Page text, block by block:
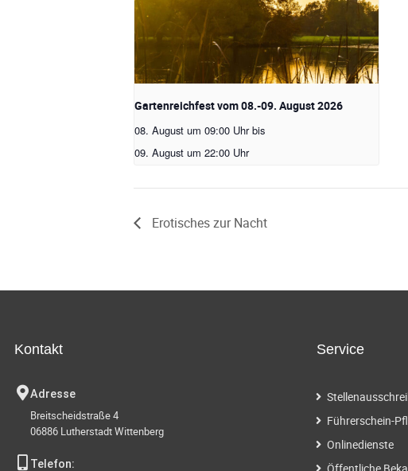
Gartenreichfest vom 08.-09. August 2026
08. August um 09:00 Uhr bis
09. August um 22:00 Uhr
Erotisches zur Nacht
Kontakt
Adresse
Breitscheidstraße 4
06886 Lutherstadt Wittenberg
Telefon:
Service
Führerschein-
Onlinedienste
Öffentliche